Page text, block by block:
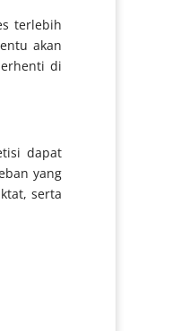
terlebih
akan
di
dapat
yang
serta